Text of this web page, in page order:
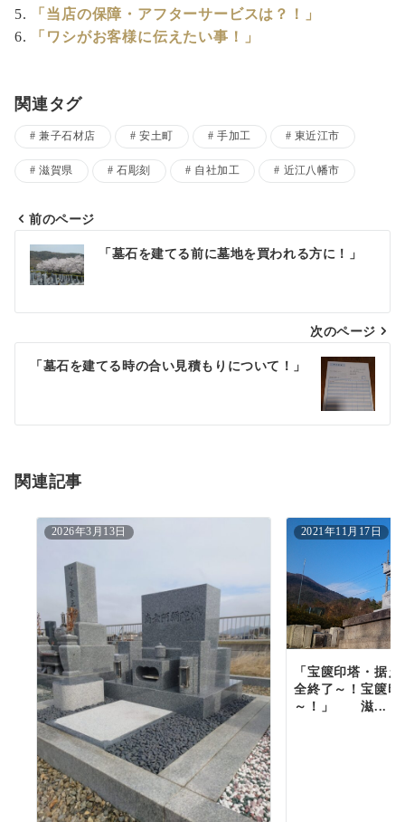
「当店の保障・アフターサービスは？！」
「ワシがお客様に伝えたい事！」
関連タグ
兼子石材店 安土町 手加工 東近江市
滋賀県 石彫刻 自社加工 近江八幡市
投
稿
ビ
シ
ン
前のページ
「墓石を建てる前に墓地を買われる方に！」
次のページ
「墓石を建てる時の合い見積もりについて！」
関連記事
2026年3月13日 2021年11月17日
「宝篋印塔・据
全終了～！宝篋印
～！」 滋...